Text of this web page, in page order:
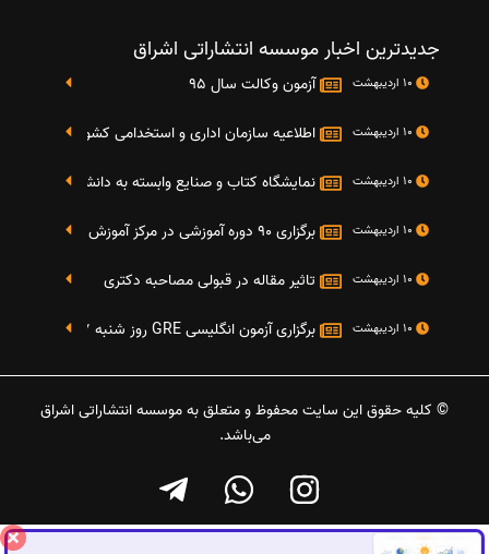
جدیدترین اخبار موسسه انتشاراتی اشراق
آزمون وکالت سال 95
اطلاعیه سازمان اداری و استخدامی کشور در خصوص
نمایشگاه کتاب و صنایع وابسته به دانشگاه صنعتی شریف 4 الی 8 مهر
برگزاری 90 دوره آموزشی در مرکز آموزش فرهنگی دانشگاه علامه
تاثیر مقاله در قبولی مصاحبه دکتری
برگزاری آزمون انگلیسی GRE روز شنبه 27 شهریور(مقارن با 17 سپتامبر 2016)
© کلیه حقوق این سایت محفوظ و متعلق به موسسه انتشاراتی اشراق
می‌باشد.